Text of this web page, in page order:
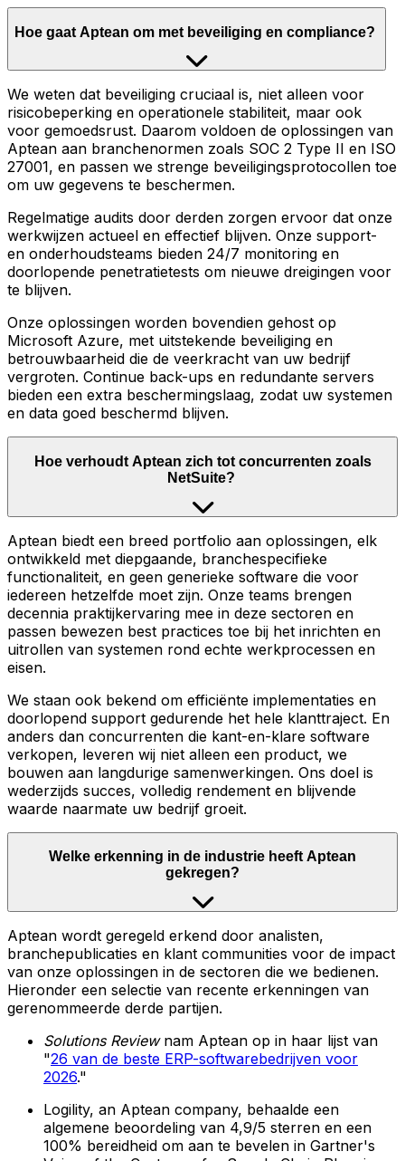
Hoe gaat Aptean om met beveiliging en compliance?
We weten dat beveiliging cruciaal is, niet alleen voor
risicobeperking en operationele stabiliteit, maar ook
voor gemoedsrust. Daarom voldoen de oplossingen van
Aptean aan branchenormen zoals SOC 2 Type II en ISO
27001, en passen we strenge beveiligingsprotocollen toe
om uw gegevens te beschermen.
Regelmatige audits door derden zorgen ervoor dat onze
werkwijzen actueel en effectief blijven. Onze support-
en onderhoudsteams bieden 24/7 monitoring en
doorlopende penetratietests om nieuwe dreigingen voor
te blijven.
Onze oplossingen worden bovendien gehost op
Microsoft Azure, met uitstekende beveiliging en
betrouwbaarheid die de veerkracht van uw bedrijf
vergroten. Continue back-ups en redundante servers
bieden een extra beschermingslaag, zodat uw systemen
en data goed beschermd blijven.
Hoe verhoudt Aptean zich tot concurrenten zoals
NetSuite?
Aptean biedt een breed portfolio aan oplossingen, elk
ontwikkeld met diepgaande, branchespecifieke
functionaliteit, en geen generieke software die voor
iedereen hetzelfde moet zijn. Onze teams brengen
decennia praktijkervaring mee in deze sectoren en
passen bewezen best practices toe bij het inrichten en
uitrollen van systemen rond echte werkprocessen en
eisen.
We staan ook bekend om efficiënte implementaties en
doorlopend support gedurende het hele klanttraject. En
anders dan concurrenten die kant-en-klare software
verkopen, leveren wij niet alleen een product, we
bouwen aan langdurige samenwerkingen. Ons doel is
wederzijds succes, volledig rendement en blijvende
waarde naarmate uw bedrijf groeit.
Welke erkenning in de industrie heeft Aptean
gekregen?
Aptean wordt geregeld erkend door analisten,
branchepublicaties en klant communities voor de impact
van onze oplossingen in de sectoren die we bedienen.
Hieronder een selectie van recente erkenningen van
gerenommeerde derde partijen.
Solutions Reviewnam Aptean op in haar lijst van
"26 van de beste ERP-softwarebedrijven voor
2026."
Logility, an Aptean company, behaalde een
algemene beoordeling van 4,9/5 sterren en een
100% bereidheid om aan te bevelen in Gartner's